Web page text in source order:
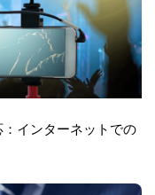
：インターネットでの